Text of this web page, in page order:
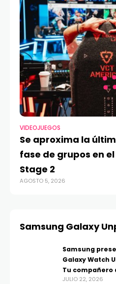
VIDEOJUEGOS
Se aproxima la
fase de grupos en
Stage 2
AGOSTO 5, 2026
Samsung Galaxy
Samsung
Galaxy Watch
Tu compañero
JULIO 22, 2026